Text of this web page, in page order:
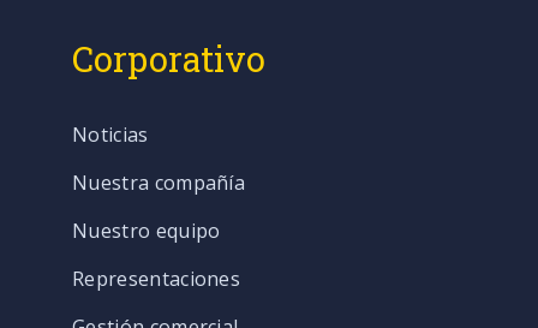
Corporativo
Noticias
Nuestra compañía
Nuestro equipo
Representaciones